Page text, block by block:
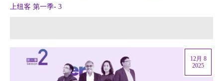
上纽客 第一季- 3
12月 8
2025